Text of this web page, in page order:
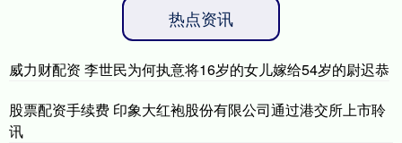
热点资讯
威力财配资 李世民为何执意将16岁的女儿嫁给54岁的尉迟恭
股票配资手续费 印象大红袍股份有限公司通过港交所上市聆
讯